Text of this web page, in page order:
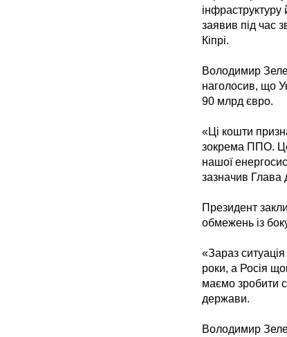
заявив під час
Кіпрі.
Володимир
наголосив, що
90 млрд євро.
«Ці кошти
зокрема ППО. Це
нашої
зазначив Глава
Президент
обмежень із
«Зараз ситуація
роки, а Росія
маємо зробити
держави.
Володимир